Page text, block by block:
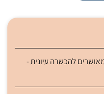
להכשרה עיונית -